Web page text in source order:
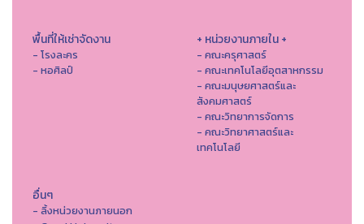
พื้นที่ให้เช่าจัดงาน
- โรงละคร
- หอศิลป์
+ หน่วยงานภายใน +
- คณะครุศาสตร์
- คณะเทคโนโลยีอุตสาหกรรม
- คณะมนุษยศาสตร์และ
สังคมศาสตร์
- คณะวิทยาการจัดการ
- คณะวิทยาศาสตร์และ
เทคโนโลยี
อื่นๆ
- ลิ้งหน่วยงานภายนอก